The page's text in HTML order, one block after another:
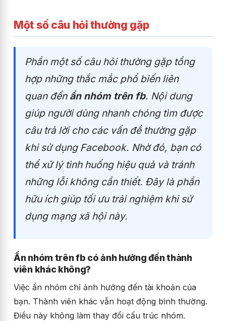
Một số câu hỏi thường gặp
Phần một số câu hỏi thường gặp tổng
hợp những thắc mắc phổ biến liên
quan đến ẩn nhóm trên fb. Nội dung
giúp người dùng nhanh chóng tìm được
câu trả lời cho các vấn đề thường gặp
khi sử dụng Facebook. Nhờ đó, bạn có
thể xử lý tình huống hiệu quả và tránh
những lỗi không cần thiết. Đây là phần
hữu ích giúp tối ưu trải nghiệm khi sử
dụng mạng xã hội này.
Ẩn nhóm trên fb có ảnh hưởng đến thành
viên khác không?
Việc ẩn nhóm chỉ ảnh hưởng đến tài khoản của
bạn. Thành viên khác vẫn hoạt động bình thường.
Điều này không làm thay đổi cấu trúc nhóm.